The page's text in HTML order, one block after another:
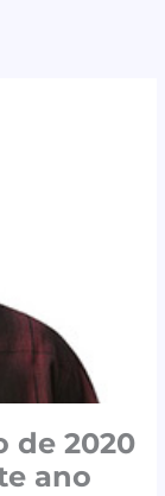
de 2020
ano